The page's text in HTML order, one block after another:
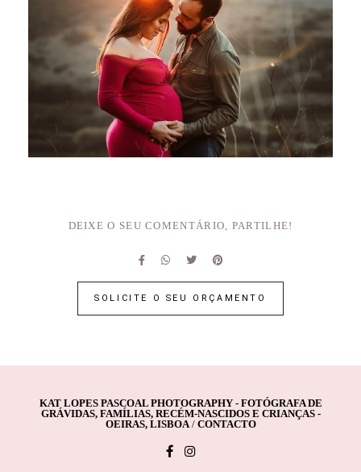
DEIXE O SEU COMENTÁRIO, PARTILHE!
SOLICITE O SEU ORÇAMENTO
KAT LOPES PASCOAL PHOTOGRAPHY - FOTÓGRAFA DE
GRÁVIDAS, FAMÍLIAS, RECÉM-NASCIDOS E CRIANÇAS -
OEIRAS, LISBOA/ CONTACTO